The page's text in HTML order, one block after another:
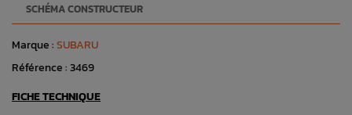
SCHÉMA CONSTRUCTEUR
Marque :SUBARU
Référence :3469
FICHE TECHNIQUE